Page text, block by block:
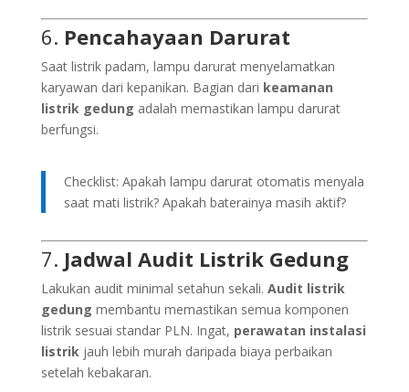
6. Pencahayaan Darurat
Saat listrik padam, lampu darurat menyelamatkan
karyawan dari kepanikan. Bagian dari keamanan
listrik gedung adalah memastikan lampu darurat
berfungsi.
Checklist: Apakah lampu darurat otomatis menyala
saat mati listrik? Apakah baterainya masih aktif?
7. Jadwal Audit Listrik Gedung
Lakukan audit minimal setahun sekali. Audit listrik
gedung membantu memastikan semua komponen
listrik sesuai standar PLN. Ingat, perawatan instalasi
listrikjauh lebih murah daripada biaya perbaikan
setelah kebakaran.